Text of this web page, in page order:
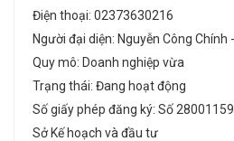
Điện thoại: 02373630216
Người đại diện: Nguyễn Công Chính
Quy mô: Doanh nghiệp vừa
Trạng thái: Đang hoạt động
Số giấy phép đăng ký: Số
Sở Kế hoạch và đầu tư